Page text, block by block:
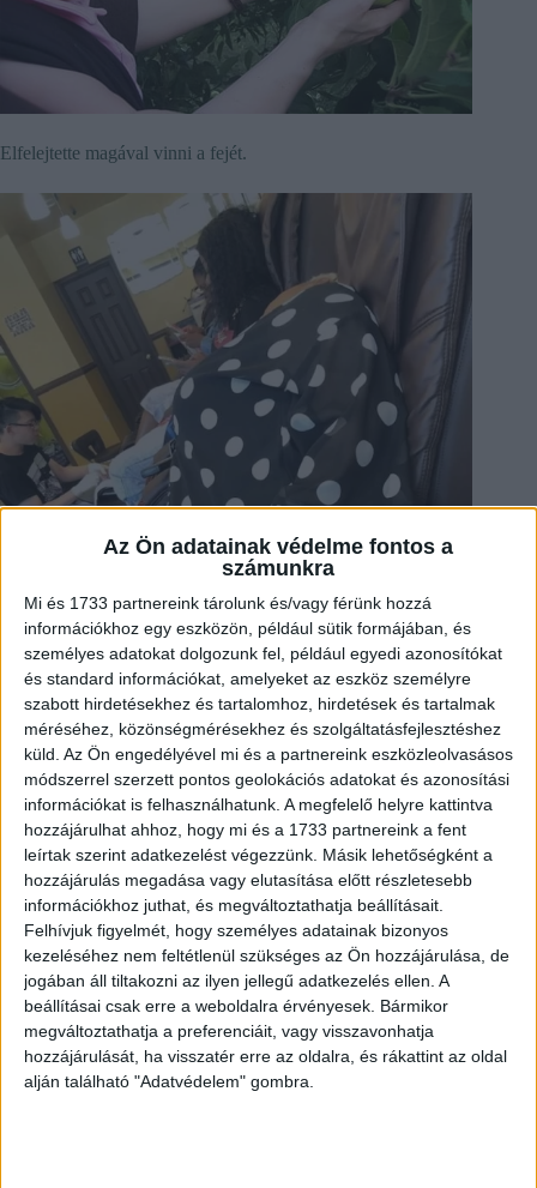
Az Ön adatainak védelme fontos a
számunkra
Mi és 1733 partnereink tárolunk és/vagy férünk hozzá
információkhoz egy eszközön, például sütik formájában, és
személyes adatokat dolgozunk fel, például egyedi azonosítókat
és standard információkat, amelyeket az eszköz személyre
szabott hirdetésekhez és tartalomhoz, hirdetések és tartalmak
méréséhez, közönségmérésekhez és szolgáltatásfejlesztéshez
küld. Az Ön engedélyével mi és a partnereink eszközleolvasásos
módszerrel szerzett pontos geolokációs adatokat és azonosítási
információkat is felhasználhatunk. A megfelelő helyre kattintva
hozzájárulhat ahhoz, hogy mi és a 1733 partnereink a fent
leírtak szerint adatkezelést végezzünk. Másik lehetőségként a
hozzájárulás megadása vagy elutasítása előtt részletesebb
információkhoz juthat, és megváltoztathatja beállításait.
Felhívjuk figyelmét, hogy személyes adatainak bizonyos
kezeléséhez nem feltétlenül szükséges az Ön hozzájárulása, de
jogában áll tiltakozni az ilyen jellegű adatkezelés ellen. A
beállításai csak erre a weboldalra érvényesek. Bármikor
megváltoztathatja a preferenciáit, vagy visszavonhatja
hozzájárulását, ha visszatér erre az oldalra, és rákattint az oldal
alján található "Adatvédelem" gombra.
Elfelejtette magával vinni a fejét.
„A kutyámnak emberi hüvelykujja van..”